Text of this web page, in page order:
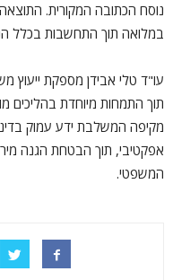
נוסח הכתובה המקורית.
במלואה תוך התחשבות בכלל
עו"ד טלי אבידן מספקת ייעוץ
תוך התמחות מיוחדת בהליכים
מקיפה המשלבת ידע עמוק
אפקטיבי, תוך הבטחת הגנה
המשפטי.